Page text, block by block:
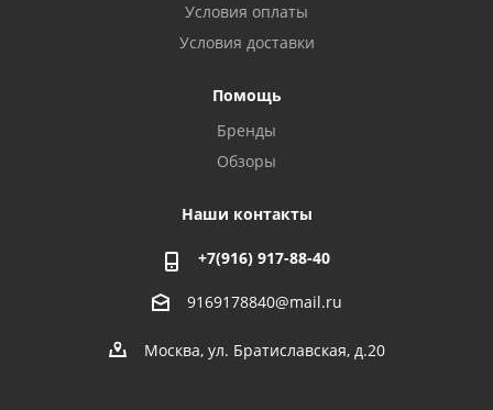
Условия оплаты
Условия доставки
Помощь
Бренды
Обзоры
Наши контакты
+7(916) 917-88-40
9169178840@mail.ru
Москва, ул. Братиславская, д.20